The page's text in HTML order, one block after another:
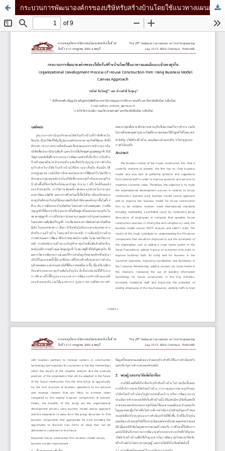
กระบวนการพัฒนาองค์กรของบริษัทรับสร้างบ้านโดยใช้แนวทางแผนผังแบบจำลองธุรกิจ